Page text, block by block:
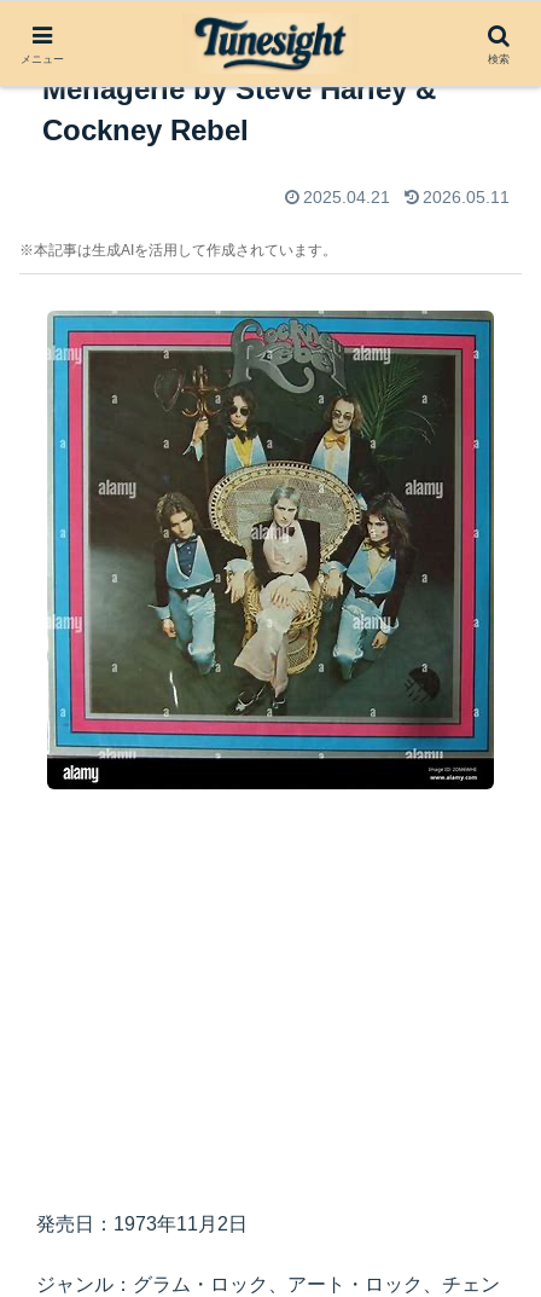
アルバムレビュー：The Human
Menagerie by Steve Harley &
Cockney Rebel
2025.04.21 2026.05.11
※本記事は生成AIを活用して作成されています。
発売日：1973年11月2日
ジャンル：グラム・ロック、アート・ロック、チェン
メニュー 検索